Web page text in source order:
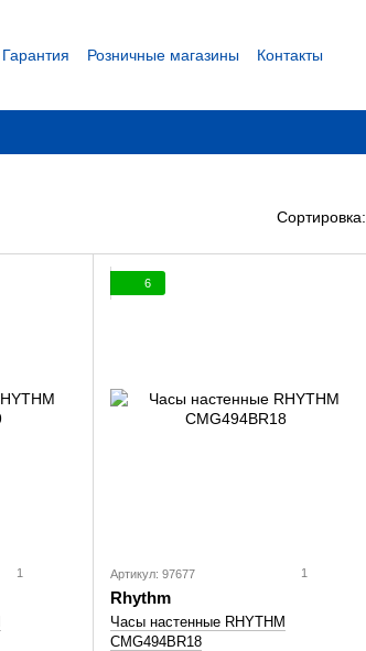
Гарантия Розничные магазины
Контакты
Сортировка:
1
6
Артикул: 97677 1
Rhythm
Часы настенные RHYTHM
CMG494BR18